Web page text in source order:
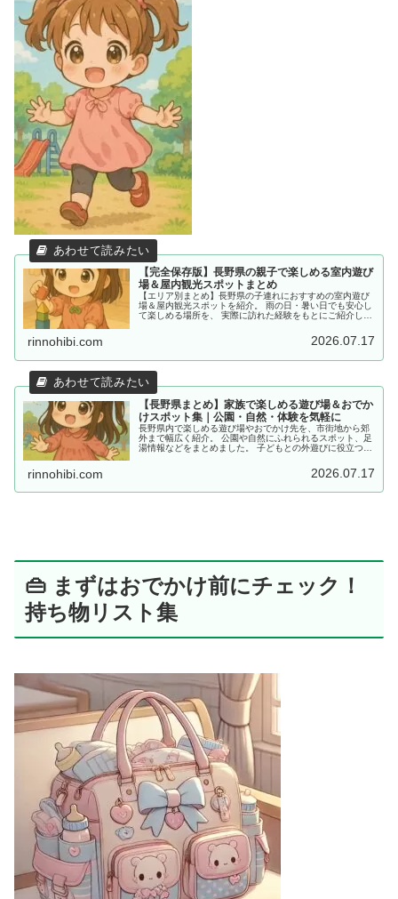
【完全保存版】長野県の親子で楽しめる室内遊び
場＆屋内観光スポットまとめ
【エリア別まとめ】長野県の子連れにおすすめの室内遊び
場＆屋内観光スポットを紹介。 雨の日・暑い日でも安心し
て楽しめる場所を、 実際に訪れた経験をもとにご紹介して
rinnohibi.com 2026.07.17
【長野県まとめ】家族で楽しめる遊び場＆おでか
けスポット集｜公園・自然・体験を気軽に
長野県内で楽しめる遊び場やおでかけ先を、市街地から郊
外まで幅広く紹介。 公園や自然にふれられるスポット、足
湯情報などをまとめました。 子どもとの外遊びに役立つ情
rinnohibi.com 2026.07.17
👜 まずはおでかけ前にチェック！
持ち物リスト集